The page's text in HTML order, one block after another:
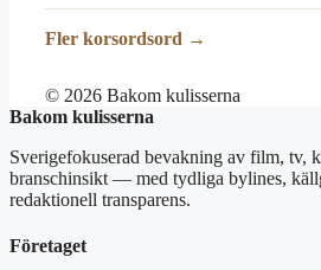
Fler korsordsord →
© 2026 Bakom kulisserna
Bakom kulisserna
Sverigefokuserad bevakning av film, tv,
branschinsikt — med tydliga bylines,
redaktionell transparens.
Företaget